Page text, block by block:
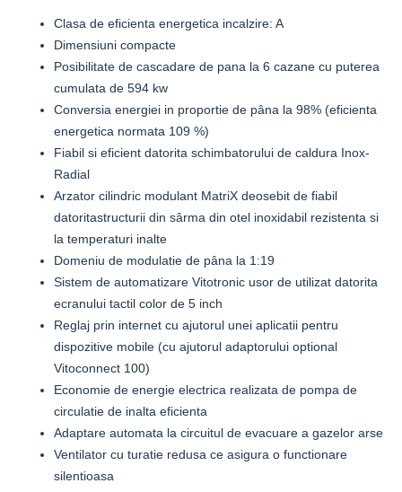
Clasa de eficienta energetica incalzire: A
Dimensiuni compacte
Posibilitate de cascadare de pana la 6 cazane cu puterea
cumulata de 594 kw
Conversia energiei in proportie de pâna la 98% (eficienta
energetica normata 109 %)
Fiabil si eficient datorita schimbatorului de caldura Inox-
Radial
Arzator cilindric modulant MatriX deosebit de fiabil
datoritastructurii din sârma din otel inoxidabil rezistenta si
la temperaturi inalte
Domeniu de modulatie de pâna la 1:19
Sistem de automatizare Vitotronic usor de utilizat datorita
ecranului tactil color de 5 inch
Reglaj prin internet cu ajutorul unei aplicatii pentru
dispozitive mobile (cu ajutorul adaptorului optional
Vitoconnect 100)
Economie de energie electrica realizata de pompa de
circulatie de inalta eficienta
Adaptare automata la circuitul de evacuare a gazelor arse
Ventilator cu turatie redusa ce asigura o functionare
silentioasa